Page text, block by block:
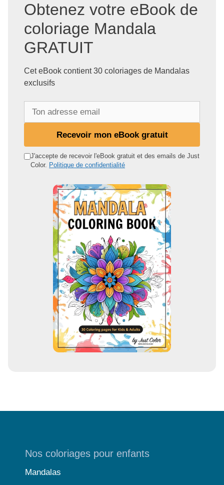
Obtenez votre eBook de
coloriage Mandala
GRATUIT
Cet eBook contient 30 coloriages de Mandalas
exclusifs
d
Recevoir mon eBook gratuit
J'accepte de recevoir l'eBook gratuit et des emails de Just
Color. Politique de confidentialité
Nos coloriages pour enfants
Mandalas